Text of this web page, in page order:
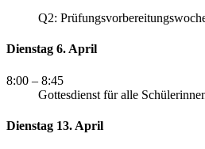
Q2:
Dienstag 6. April
8:00 – 8:45
Gottesdienst für alle
Dienstag 13. April